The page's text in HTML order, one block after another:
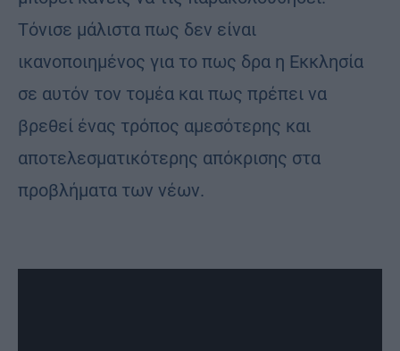
Τόνισε μάλιστα πως δεν είναι
ικανοποιημένος για το πως δρα η Εκκλησία
σε αυτόν τον τομέα και πως πρέπει να
βρεθεί ένας τρόπος αμεσότερης και
αποτελεσματικότερης απόκρισης στα
προβλήματα των νέων.